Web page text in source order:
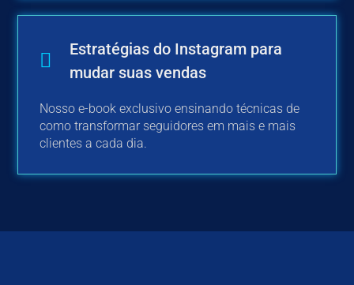
Estratégias do Instagram para
mudar suas vendas
Nosso e-book exclusivo ensinando técnicas de
como transformar seguidores em mais e mais
clientes a cada dia.